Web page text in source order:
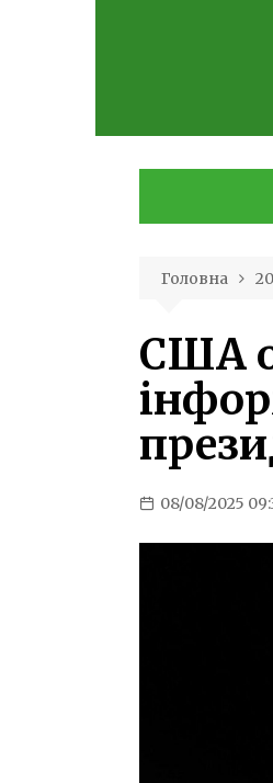
Головна
США
08/08/2025